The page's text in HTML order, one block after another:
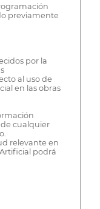
previamente
por la
al uso de
en las obras
cualquier
relevante en
podrá